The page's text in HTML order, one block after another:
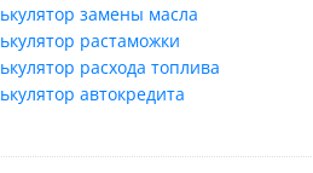
замены масла
растаможки
расхода топлива
автокредита